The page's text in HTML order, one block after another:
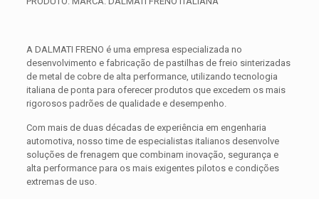
A DALMATI FRENO é uma empresa especializada no
desenvolvimento e fabricação de pastilhas de freio sinterizadas
de metal de cobre de alta performance, utilizando tecnologia
italiana de ponta para oferecer produtos que excedem os mais
rigorosos padrões de qualidade e desempenho.
Com mais de duas décadas de experiência em engenharia
automotiva, nosso time de especialistas italianos desenvolve
soluções de frenagem que combinam inovação, segurança e
alta performance para os mais exigentes pilotos e condições
extremas de uso.